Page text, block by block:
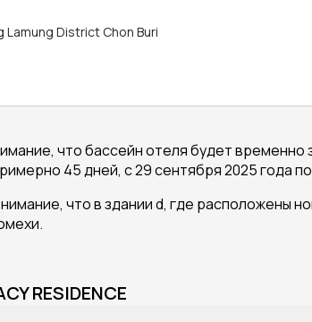
Lamung District Chon Buri
что бассейн отеля будет
45 дней, с 29 сентября 2025 года
что в здании d, где расположены
RESIDENCE